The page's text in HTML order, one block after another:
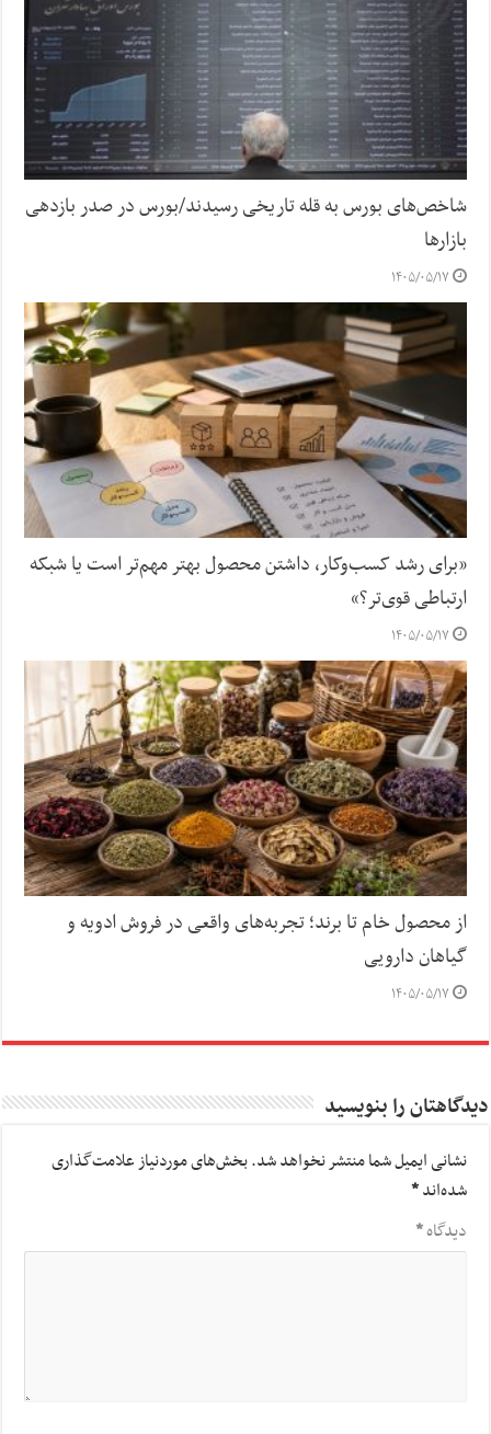
شاخص‌های بورس به قله تاریخی رسیدند/بورس در صدر بازدهی
بازارها
۱۴۰۵/۰۵/۱۷
«برای رشد کسب‌وکار، داشتن محصول بهتر مهم‌تر است یا شبکه
ارتباطی قوی‌تر؟»
۱۴۰۵/۰۵/۱۷
از محصول خام تا برند؛ تجربه‌های واقعی در فروش ادویه و
گیاهان دارویی
۱۴۰۵/۰۵/۱۷
دیدگاهتان را بنویسید
نشانی ایمیل شما منتشر نخواهد شد.بخش‌های موردنیاز علامت‌گذاری
شده‌اند*
دیدگاه*